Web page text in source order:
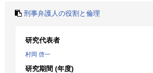
刑事弁護人の役割と倫理
研究代表者
村岡 啓一
研究期間 (年度)